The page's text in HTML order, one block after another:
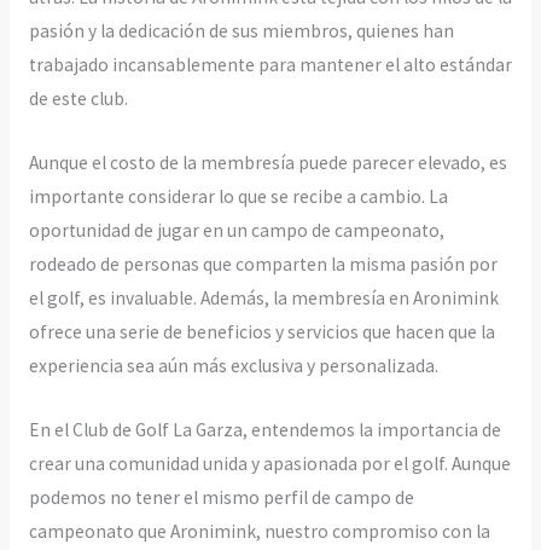
pasión y la dedicación de sus miembros, quienes han
trabajado incansablemente para mantener el alto estándar
de este club.
Aunque el costo de la membresía puede parecer elevado, es
importante considerar lo que se recibe a cambio. La
oportunidad de jugar en un campo de campeonato,
rodeado de personas que comparten la misma pasión por
el golf, es invaluable. Además, la membresía en Aronimink
ofrece una serie de beneficios y servicios que hacen que la
experiencia sea aún más exclusiva y personalizada.
En el Club de Golf La Garza, entendemos la importancia de
crear una comunidad unida y apasionada por el golf. Aunque
podemos no tener el mismo perfil de campo de
campeonato que Aronimink, nuestro compromiso con la